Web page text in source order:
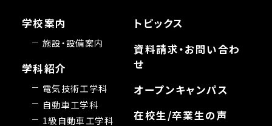
学校案内
施設・設備案内
学科紹介
電気技術工学科
自動車工学科
1級自動車工学科
トピックス
資料請求・お問い合わ
せ
オープンキャンパス
在校生/卒業生の声